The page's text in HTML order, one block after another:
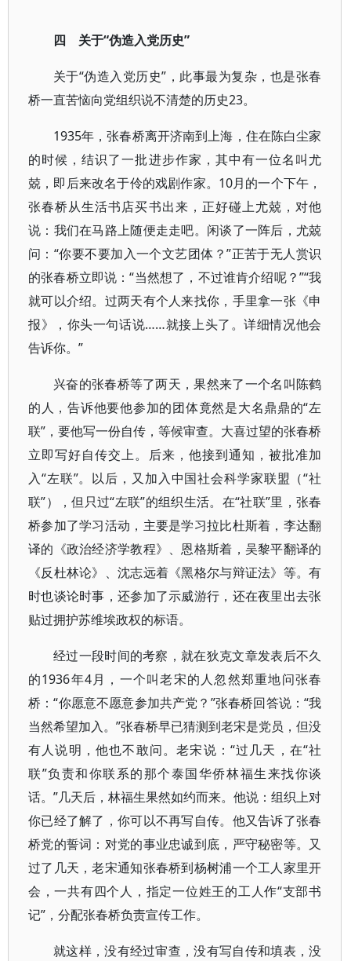
四 关于“伪造入党历史”
关于“伪造入党历史”，此事最为复杂，也是张春
桥一直苦恼向党组织说不清楚的历史23。
1935年，张春桥离开济南到上海，住在陈白尘家
的时候，结识了一批进步作家，其中有一位名叫尤
兢，即后来改名于伶的戏剧作家。10月的一个下午，
张春桥从生活书店买书出来，正好碰上尤兢，对他
说：我们在马路上随便走走吧。闲谈了一阵后，尤兢
问：“你要不要加入一个文艺团体？”正苦于无人赏识
的张春桥立即说：“当然想了，不过谁肯介绍呢？”“我
就可以介绍。过两天有个人来找你，手里拿一张《申
报》，你头一句话说……就接上头了。详细情况他会
告诉你。”
兴奋的张春桥等了两天，果然来了一个名叫陈鹤
的人，告诉他要他参加的团体竟然是大名鼎鼎的“左
联”，要他写一份自传，等候审查。大喜过望的张春桥
立即写好自传交上。后来，他接到通知，被批准加
入“左联”。以后，又加入中国社会科学家联盟（“社
联”），但只过“左联”的组织生活。在“社联”里，张春
桥参加了学习活动，主要是学习拉比杜斯着，李达翻
译的《政治经济学教程》、恩格斯着，吴黎平翻译的
《反杜林论》、沈志远着《黑格尔与辩证法》等。有
时也谈论时事，还参加了示威游行，还在夜里出去张
贴过拥护苏维埃政权的标语。
经过一段时间的考察，就在狄克文章发表后不久
的1936年4月，一个叫老宋的人忽然郑重地问张春
桥：“你愿意不愿意参加共产党？”张春桥回答说：“我
当然希望加入。”张春桥早已猜测到老宋是党员，但没
有人说明，他也不敢问。老宋说：“过几天，在“社
联”负责和你联系的那个泰国华侨林福生来找你谈
话。”几天后，林福生果然如约而来。他说：组织上对
你已经了解了，你可以不再写自传。他又告诉了张春
桥党的誓词：对党的事业忠诚到底，严守秘密等。又
过了几天，老宋通知张春桥到杨树浦一个工人家里开
会，一共有四个人，指定一位姓王的工人作“支部书
记”，分配张春桥负责宣传工作。
就这样，没有经过审查，没有写自传和填表，没